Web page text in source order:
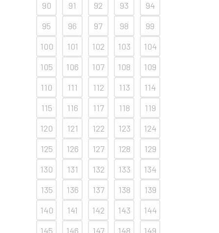
90
91 92 93
94
95
96 97 98
99
100
101 102 103
104
105
106 107 108
109
110
111 112 113
114
115
116 117 118
119
120
121 122 123
124
125
126 127 128
129
130
131 132 133
134
135
136 137 138
139
140
141 142 143
144
145
146 147 148
149